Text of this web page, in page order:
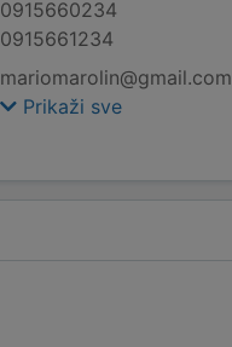
0915660234
0915661234
mariomarolin@gmail.com
Prikaži sve